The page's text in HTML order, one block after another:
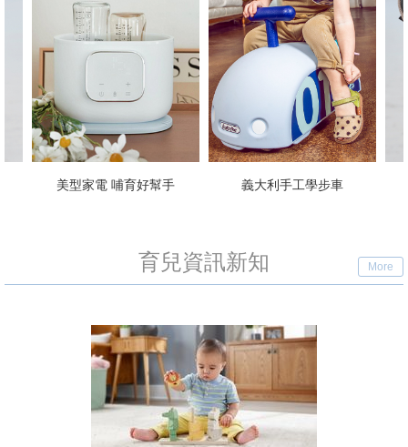
美型家電 哺育好幫手 義大利手工學步車
育兒資訊新知 More